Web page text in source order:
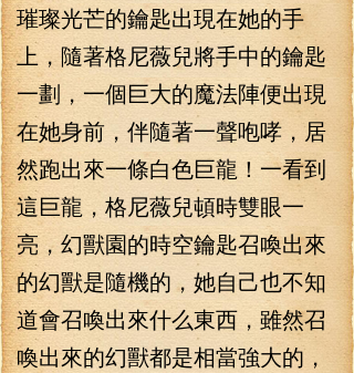
璀璨光芒的鑰匙出現在她的手
上，隨著格尼薇兒將手中的鑰匙
一劃，一個巨大的魔法陣便出現
在她身前，伴隨著一聲咆哮，居
然跑出來一條白色巨龍！一看到
這巨龍，格尼薇兒頓時雙眼一
亮，幻獸園的時空鑰匙召喚出來
的幻獸是隨機的，她自己也不知
道會召喚出來什么東西，雖然召
喚出來的幻獸都是相當強大的，